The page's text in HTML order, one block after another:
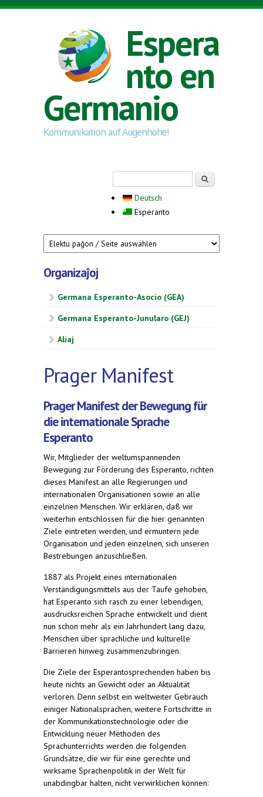
Skip to main content
Espera
nto en
Germanio
Kommunikation auf Augenhöhe!
Deutsch
Esperanto
Organizaĵoj
Germana Esperanto-Asocio (GEA)
Germana Esperanto-Junularo (GEJ)
Aliaj
Prager Manifest
Prager Manifest der Bewegung für
die internationale Sprache
Esperanto
Wir, Mitglieder der weltumspannenden
Bewegung zur Förderung des Esperanto, richten
dieses Manifest an alle Regierungen und
internationalen Organisationen sowie an alle
einzelnen Menschen. Wir erklären, daß wir
weiterhin entschlossen für die hier genannten
Ziele eintreten werden, und ermuntern jede
Organisation und jeden einzelnen, sich unseren
Bestrebungen anzuschließen.
1887 als Projekt eines internationalen
Verständigungsmittels aus der Taufe gehoben,
hat Esperanto sich rasch zu einer lebendigen,
ausdrucksreichen Sprache entwickelt und dient
nun schon mehr als ein Jahrhundert lang dazu,
Menschen über sprachliche und kulturelle
Barrieren hinweg zusammenzubringen.
Die Ziele der Esperantosprechenden haben bis
heute nichts an Gewicht oder an Aktualität
verloren. Denn selbst ein weltweiter Gebrauch
einiger Nationalsprachen, weitere Fortschritte in
der Kommunikationstechnologie oder die
Entwicklung neuer Methoden des
Sprachunterrichts werden die folgenden
Grundsätze, die wir für eine gerechte und
wirksame Sprachenpolitik in der Welt für
unabdingbar halten, nicht verwirklichen können: